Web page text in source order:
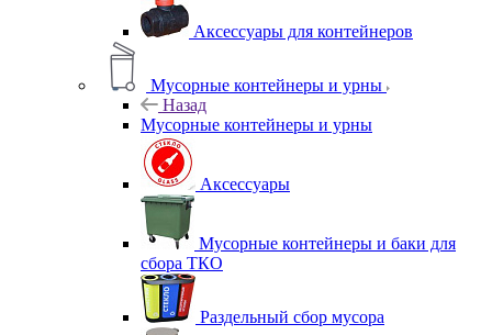
Аксессуары для контейнеров
Мусорные контейнеры и урны
Назад
Мусорные контейнеры и урны
Аксессуары
Мусорные контейнеры и баки для
сбора ТКО
Раздельный сбор мусора